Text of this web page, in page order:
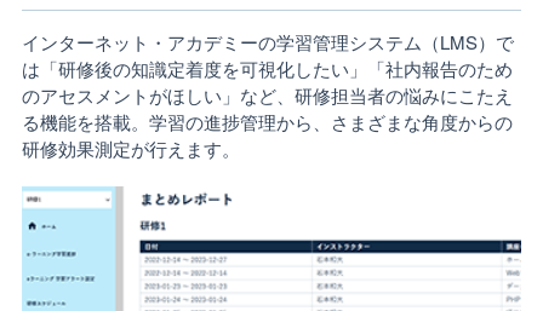
インターネット・アカデミーの学習管理システム（LMS）で
は「研修後の知識定着度を可視化したい」「社内報告のため
のアセスメントがほしい」など、研修担当者の悩みにこたえ
る機能を搭載。学習の進捗管理から、さまざまな角度からの
研修効果測定が行えます。